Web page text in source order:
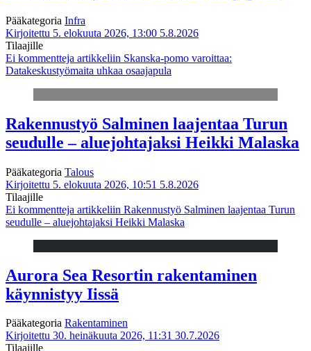
Pääkategoria Infra
Kirjoitettu 5. elokuuta 2026, 13:00 5.8.2026
Tilaajille
Ei kommentteja artikkeliin Skanska-pomo varoittaa:
Datakeskustyömaita uhkaa osaajapula
Rakennustyö Salminen laajentaa Turun
seudulle – aluejohtajaksi Heikki Malaska
Pääkategoria Talous
Kirjoitettu 5. elokuuta 2026, 10:51 5.8.2026
Tilaajille
Ei kommentteja artikkeliin Rakennustyö Salminen laajentaa Turun
seudulle – aluejohtajaksi Heikki Malaska
Aurora Sea Resortin rakentaminen
käynnistyy Iissä
Pääkategoria Rakentaminen
Kirjoitettu 30. heinäkuuta 2026, 11:31 30.7.2026
Tilaajille